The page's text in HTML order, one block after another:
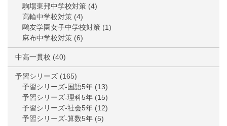
駒場東邦中学校対策 (4)
高輪中学校対策 (4)
鷗友学園女子中学校対策 (1)
麻布中学校対策 (6)
中高一貫校 (40)
予習シリーズ (165)
予習シリーズ-国語5年 (13)
予習シリーズ-理科5年 (15)
予習シリーズ-社会5年 (12)
予習シリーズ-算数5年 (5)